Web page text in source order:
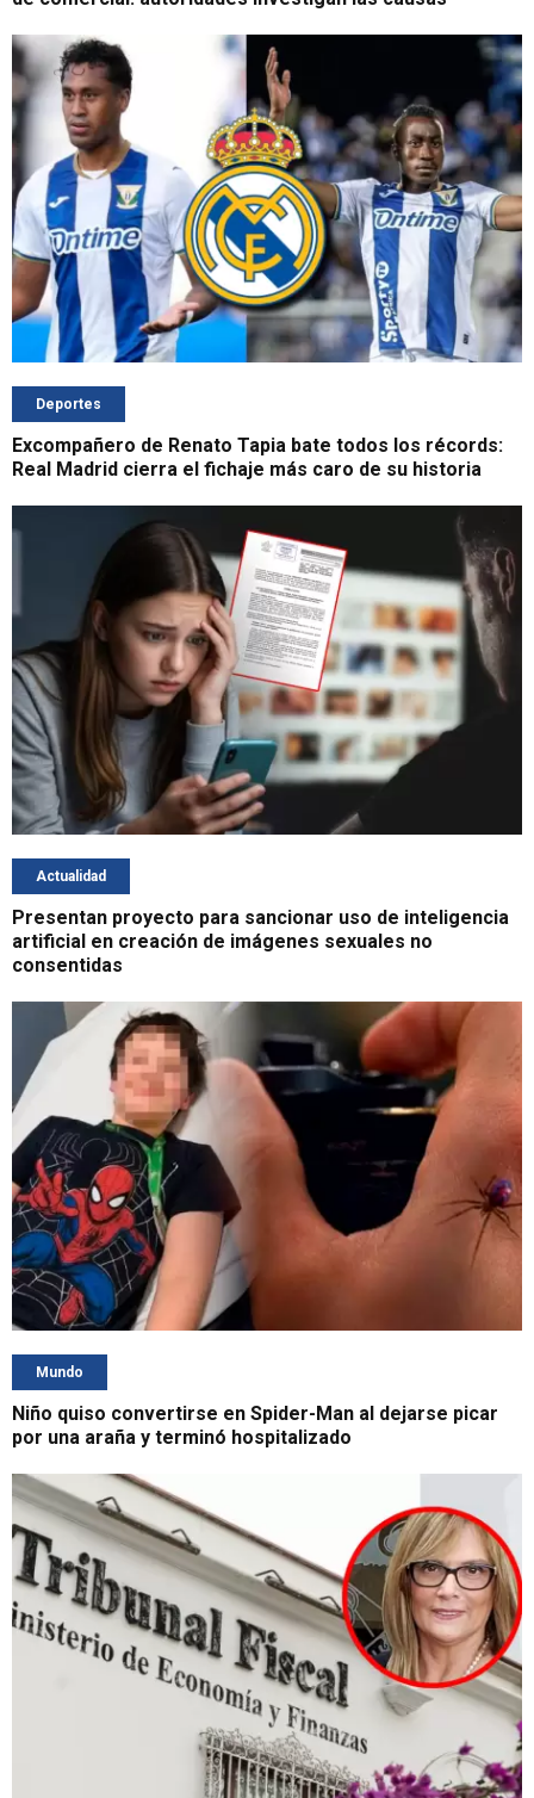
Deportes
Excompañero de Renato Tapia bate todos los récords:
Real Madrid cierra el fichaje más caro de su historia
Actualidad
Presentan proyecto para sancionar uso de inteligencia
artificial en creación de imágenes sexuales no
consentidas
Mundo
Niño quiso convertirse en Spider-Man al dejarse picar
por una araña y terminó hospitalizado